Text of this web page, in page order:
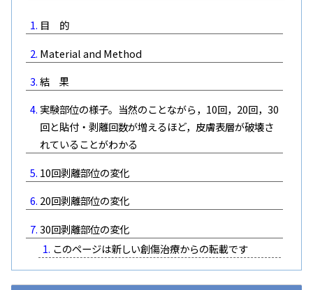
目 的
Material and Method
結 果
実験部位の様子。当然のことながら，10回，20回，30
回と貼付・剥離回数が増えるほど，皮膚表層が破壊さ
れていることがわかる
10回剥離部位の変化
20回剥離部位の変化
30回剥離部位の変化
このページは新しい創傷治療からの転載です